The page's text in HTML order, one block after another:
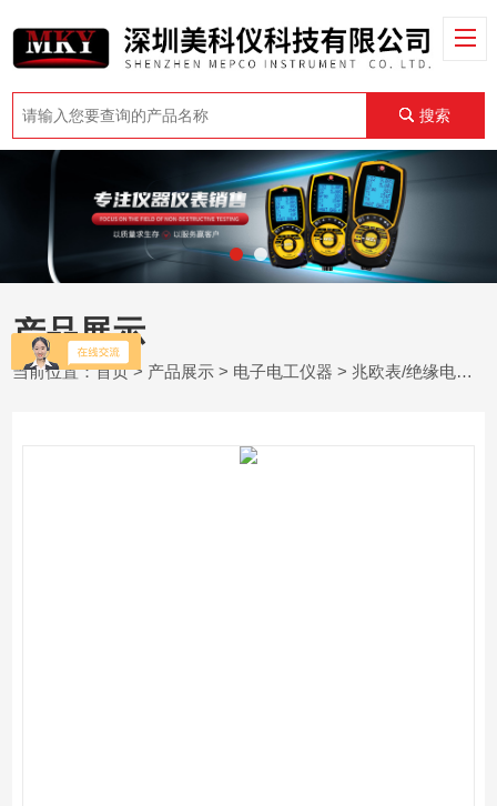
搜索
产品展示
当前位置：首页> 产品展示 > 电子电工仪器 >兆欧表/绝缘电阻测试仪